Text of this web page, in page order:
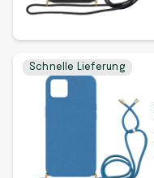
Schnelle Lieferung